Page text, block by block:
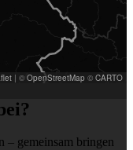
| © OpenStreetMap © CARTO
– gemeinsam bringen